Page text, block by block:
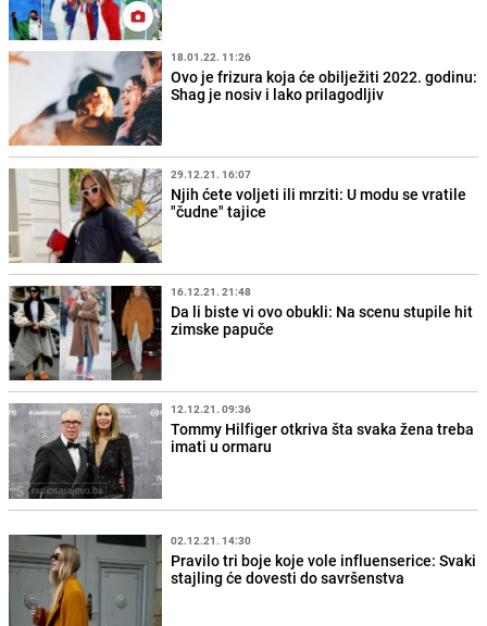
18.01.22. 11:26
Ovo je frizura koja će obilježiti 2022. godinu:
Shag je nosiv i lako prilagodljiv
29.12.21. 16:07
Njih ćete voljeti ili mrziti: U modu se vratile
"čudne" tajice
16.12.21. 21:48
Da li biste vi ovo obukli: Na scenu stupile hit
zimske papuče
12.12.21. 09:36
Tommy Hilfiger otkriva šta svaka žena treba
imati u ormaru
02.12.21. 14:30
Pravilo tri boje koje vole influenserice: Svaki
stajling će dovesti do savršenstva